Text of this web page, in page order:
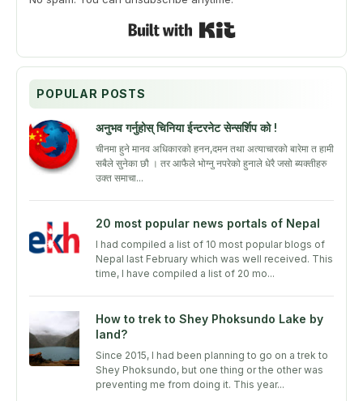
POPULAR POSTS
अनुभव गर्नुहोस् चिनिया ईन्टरनेट सेन्सर्शिप को !
चीनमा हुने मानव अधिकारको हनन,दमन तथा अत्याचारको बारेमा त हामी
सबैले सुनेका छौ । तर आफैले भोग्नु नपरेको हुनाले धेरै जसो ब्यक्तीहरु
उक्त समाचा...
20 most popular news portals of Nepal
I had compiled a list of 10 most popular blogs of
Nepal last February which was well received. This
time, I have compiled a list of 20 mo...
How to trek to Shey Phoksundo Lake by
land?
Since 2015, I had been planning to go on a trek to
Shey Phoksundo, but one thing or the other was
preventing me from doing it. This year...